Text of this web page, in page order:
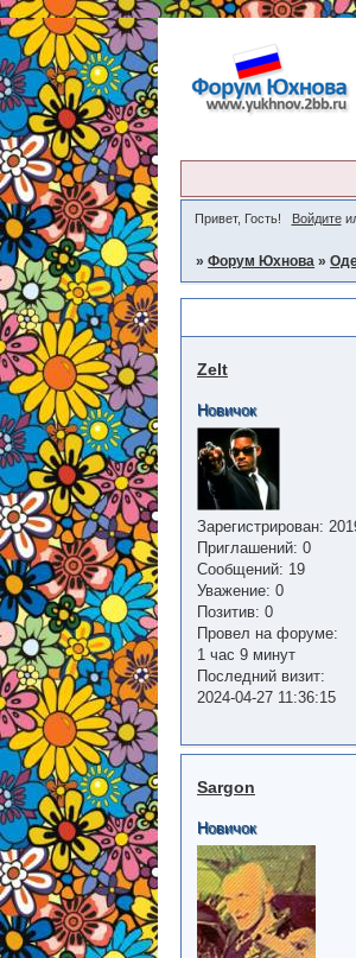
Привет, Гость! Войдите
»Форум Юхнова »
Zelt
Новичок
Зарегистрирован:
Приглашений: 0
Сообщений: 19
Уважение: 0
Позитив: 0
Провел на форуме:
1 час 9 минут
Последний визит:
2024-04-27 11:36:15
Sargon
Новичок